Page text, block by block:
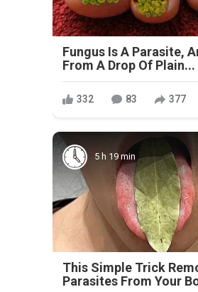
Fungus Is A Parasite,
From A Drop Of Plain...
332 83 377
5 h 19 min
This Simple Trick
Parasites From Your